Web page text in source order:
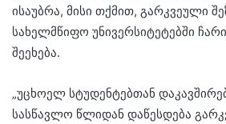
ისაუბრა, მისი თქმით, გარკვეული
სახელმწიფო უნივერსიტეტებში
შეეხება.
„უცხოელ სტუდენტებთან
სასწავლო წლიდან დაწესდება